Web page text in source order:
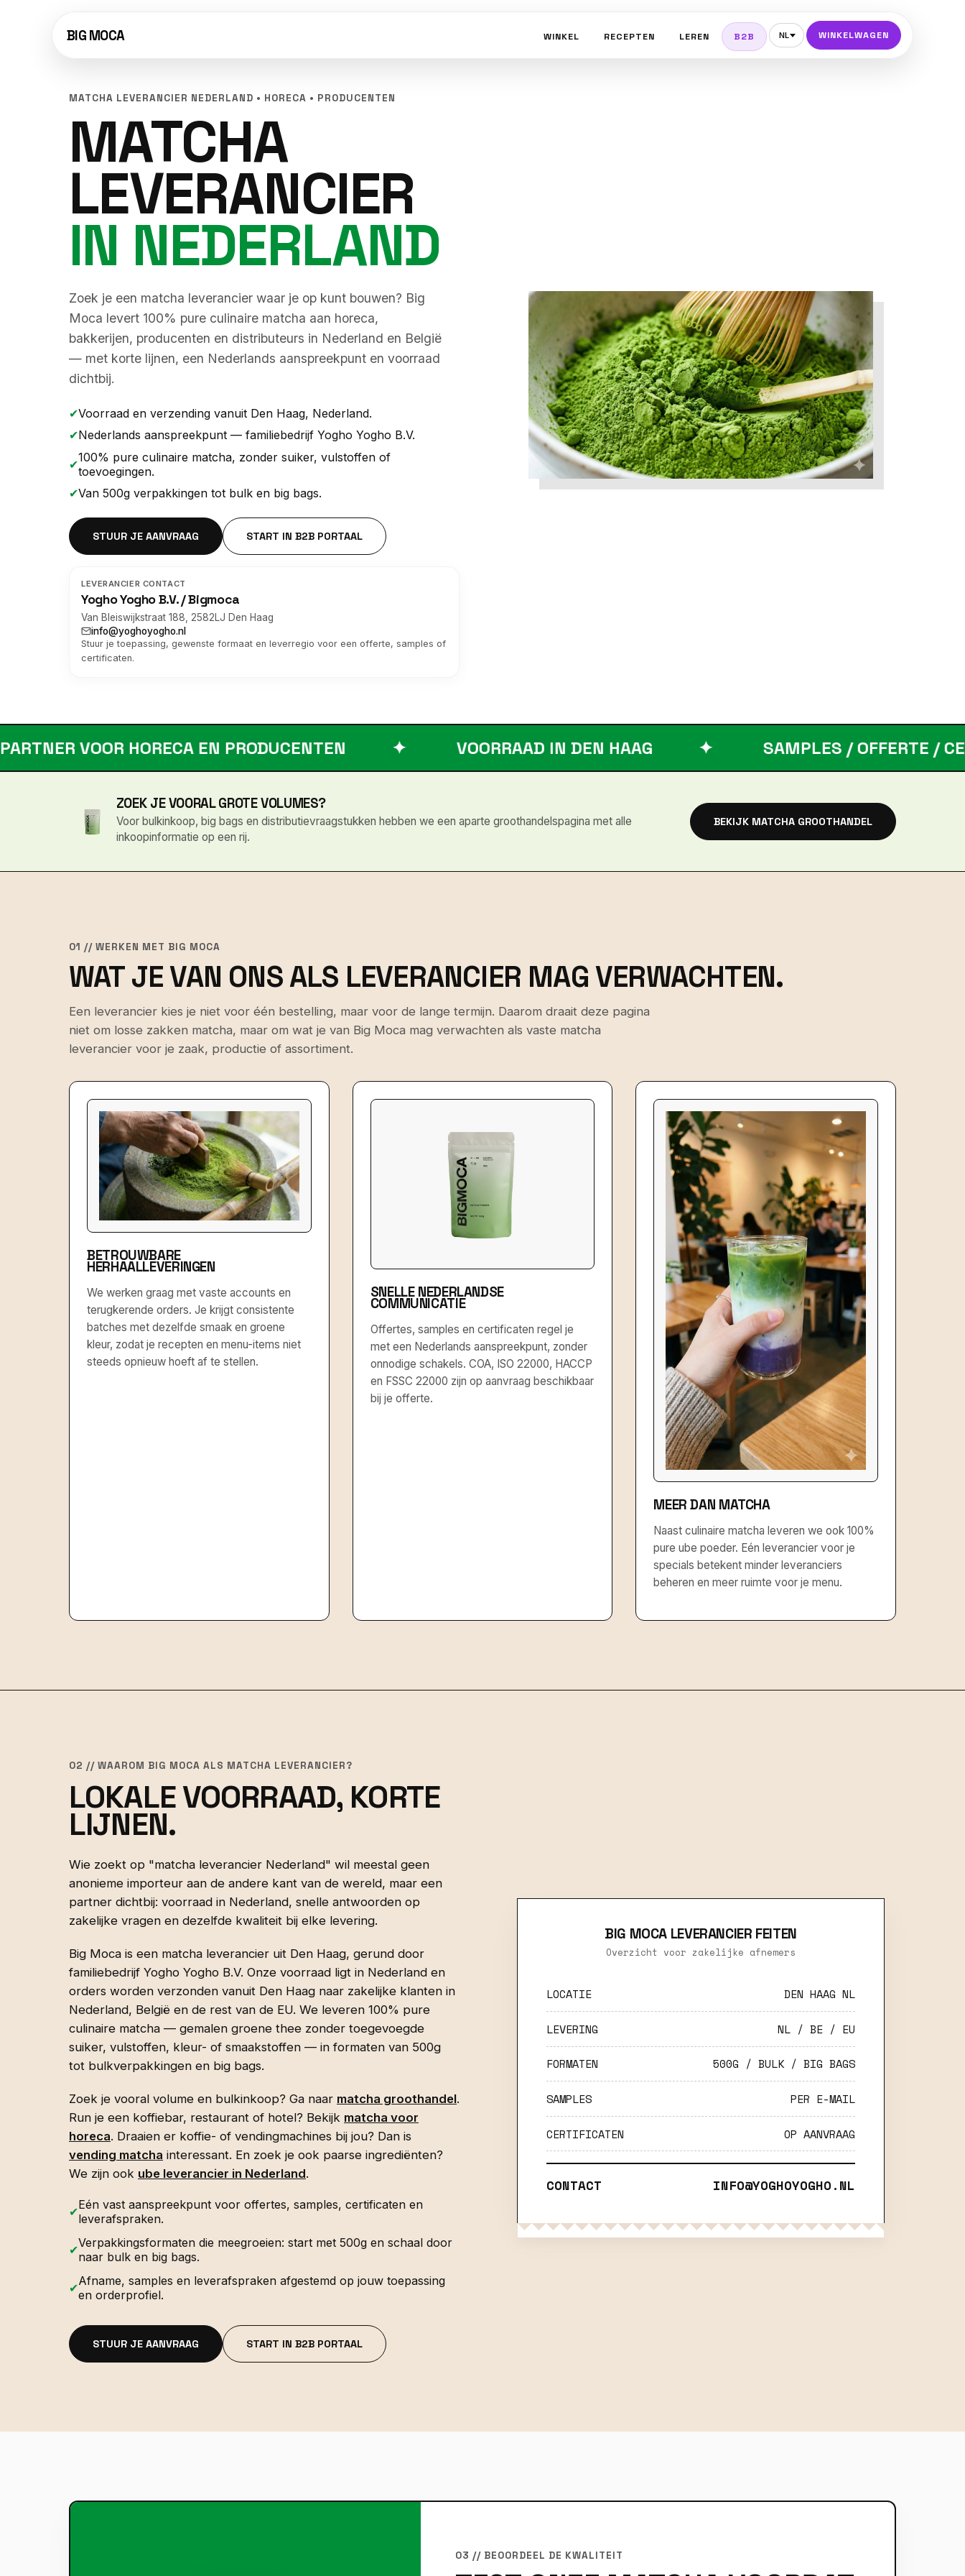
BIG MOCA WINKEL RECEPTEN LEREN B2B NL WINKELWAGEN
MATCHA LEVERANCIER NEDERLAND • HORECA • PRODUCENTEN
MATCHA
LEVERANCIER
IN NEDERLAND
Zoek je een matcha leverancier waar je op kunt bouwen? Big
Moca levert 100% pure culinaire matcha aan horeca,
bakkerijen, producenten en distributeurs in Nederland en België
— met korte lijnen, een Nederlands aanspreekpunt en voorraad
dichtbij.
✔Voorraad en verzending vanuit Den Haag, Nederland.
✔Nederlands aanspreekpunt — familiebedrijf Yogho Yogho B.V.
✔100% pure culinaire matcha, zonder suiker, vulstoffen of
toevoegingen.
✔Van 500g verpakkingen tot bulk en big bags.
STUUR JE AANVRAAG START IN B2B PORTAAL
LEVERANCIER CONTACT
Yogho Yogho B.V. / Bigmoca
Van Bleiswijkstraat 188, 2582LJ Den Haag
info@yoghoyogho.nl
Stuur je toepassing, gewenste formaat en leverregio voor een offerte, samples of
certificaten.
HORECA EN PRODUCENTEN ✦ VOORRAAD IN DEN HAAG ✦ SAMPLES / OFFERTE /
ZOEK JE VOORAL GROTE VOLUMES?
Voor bulkinkoop, big bags en distributievraagstukken hebben we een aparte groothandelspagina met alle
inkoopinformatie op een rij.
BEKIJK MATCHA GROOTHANDEL
01 // WERKEN MET BIG MOCA
WAT JE VAN ONS ALS LEVERANCIER MAG VERWACHTEN.
Een leverancier kies je niet voor één bestelling, maar voor de lange termijn. Daarom draait deze pagina
niet om losse zakken matcha, maar om wat je van Big Moca mag verwachten als vaste matcha
leverancier voor je zaak, productie of assortiment.
BETROUWBARE
HERHAALLEVERINGEN
We werken graag met vaste accounts en
terugkerende orders. Je krijgt consistente
batches met dezelfde smaak en groene
kleur, zodat je recepten en menu-items niet
steeds opnieuw hoeft af te stellen.
SNELLE NEDERLANDSE
COMMUNICATIE
Offertes, samples en certificaten regel je
met een Nederlands aanspreekpunt, zonder
onnodige schakels. COA, ISO 22000, HACCP
en FSSC 22000 zijn op aanvraag beschikbaar
bij je offerte.
MEER DAN MATCHA
Naast culinaire matcha leveren we ook 100%
pure ube poeder. Eén leverancier voor je
specials betekent minder leveranciers
beheren en meer ruimte voor je menu.
02 // WAAROM BIG MOCA ALS MATCHA LEVERANCIER?
LOKALE VOORRAAD, KORTE
LIJNEN.
Wie zoekt op "matcha leverancier Nederland" wil meestal geen
anonieme importeur aan de andere kant van de wereld, maar een
partner dichtbij: voorraad in Nederland, snelle antwoorden op
zakelijke vragen en dezelfde kwaliteit bij elke levering.
Big Moca is een matcha leverancier uit Den Haag, gerund door
familiebedrijf Yogho Yogho B.V. Onze voorraad ligt in Nederland en
orders worden verzonden vanuit Den Haag naar zakelijke klanten in
Nederland, België en de rest van de EU. We leveren 100% pure
culinaire matcha — gemalen groene thee zonder toegevoegde
suiker, vulstoffen, kleur- of smaakstoffen — in formaten van 500g
tot bulkverpakkingen en big bags.
Zoek je vooral volume en bulkinkoop? Ga naar matcha groothandel.
Run je een koffiebar, restaurant of hotel? Bekijk matcha voor
horeca. Draaien er koffie- of vendingmachines bij jou? Dan is
vending matcha interessant. En zoek je ook paarse ingrediënten?
We zijn ook ube leverancier in Nederland.
✔Eén vast aanspreekpunt voor offertes, samples, certificaten en
leverafspraken.
✔Verpakkingsformaten die meegroeien: start met 500g en schaal door
naar bulk en big bags.
✔Afname, samples en leverafspraken afgestemd op jouw toepassing
en orderprofiel.
STUUR JE AANVRAAG START IN B2B PORTAAL
BIG MOCA LEVERANCIER FEITEN
Overzicht voor zakelijke afnemers
LOCATIE DEN HAAG NL
LEVERING NL / BE / EU
FORMATEN 500G / BULK / BIG BAGS
SAMPLES PER E-MAIL
CERTIFICATEN OP AANVRAAG
CONTACT INFO@YOGHOYOGHO.NL
03 // BEOORDEEL DE KWALITEIT